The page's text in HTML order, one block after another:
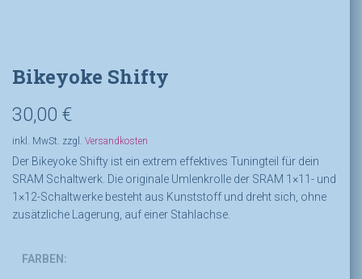
Bikeyoke Shifty
30,00 €
inkl. MwSt. zzgl. Versandkosten
Der Bikeyoke Shifty ist ein extrem effektives Tuningteil für dein
SRAM Schaltwerk. Die originale Umlenkrolle der SRAM 1×11- und
1×12-Schaltwerke besteht aus Kunststoff und dreht sich, ohne
zusätzliche Lagerung, auf einer Stahlachse.
FARBEN: